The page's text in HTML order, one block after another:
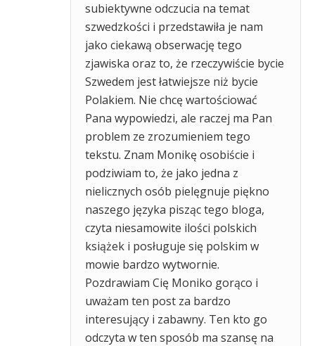
subiektywne odczucia na temat
szwedzkości i przedstawiła je nam
jako ciekawą obserwację tego
zjawiska oraz to, że rzeczywiście bycie
Szwedem jest łatwiejsze niż bycie
Polakiem. Nie chcę wartościować
Pana wypowiedzi, ale raczej ma Pan
problem ze zrozumieniem tego
tekstu. Znam Monikę osobiście i
podziwiam to, że jako jedna z
nielicznych osób pielęgnuje piękno
naszego języka pisząc tego bloga,
czyta niesamowite ilości polskich
książek i posługuje się polskim w
mowie bardzo wytwornie.
Pozdrawiam Cię Moniko gorąco i
uważam ten post za bardzo
interesujący i zabawny. Ten kto go
odczyta w ten sposób ma szansę na